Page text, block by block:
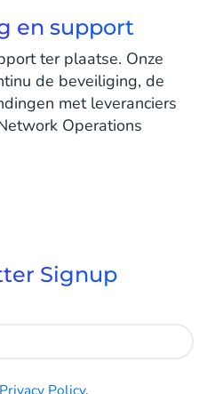
en support
ter plaatse. Onze
de beveiliging, de
met leveranciers
Operations
Signup